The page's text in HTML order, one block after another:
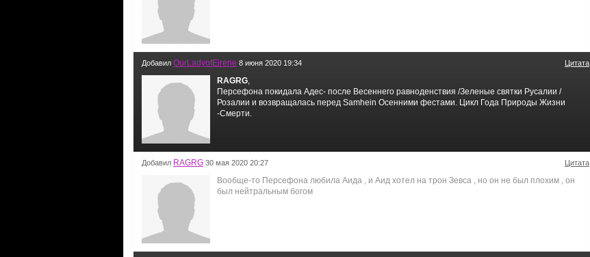
Добавил OurLadyofEirene 8 июня 2020 19:34 Цитата
RAGRG,
Персефона покидала Адес- после Весеннего равноденствия /Зеленые святки Русалии /
Розалии и возвращалась перед Samhein Осенними фестами. Цикл Года Природы Жизни
-Смерти.
Добавил RAGRG 30 мая 2020 20:27 Цитата
Вообще-то Персефона любила Аида , и Аид хотел на трон Зевса , но он не был плохим , он
был нейтральным богом